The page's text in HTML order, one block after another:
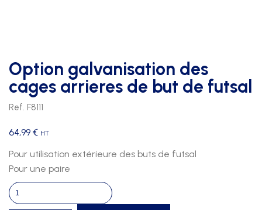
Option galvanisation des
cages arrieres de but de futsal
Ref. F8111
64,99 € HT
Pour utilisation extérieure des buts de futsal
Pour une paire
quantité
de